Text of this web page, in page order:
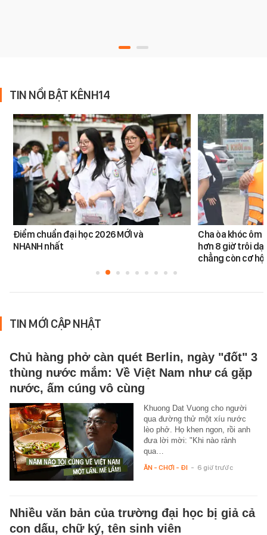
TIN NỔI BẬT KÊNH14
Điểm chuẩn đại học 2026 MỚI và
NHANH nhất
Cha òa khóc ôm
hơn 8 giờ trôi
chẳng còn cơ
TIN MỚI CẬP NHẬT
Chủ hàng phở càn quét Berlin, ngày "đốt" 3
thùng nước mắm: Về Việt Nam như cá gặp
nước, ấm cúng vô cùng
Khuong Dat Vuong cho người
qua đường thử một xíu nước
lèo phở. Họ khen ngon, rồi anh
đưa lời mời: "Khi nào rảnh
qua…
ĂN - CHƠI - ĐI - 6 giờ trước
Nhiều văn bản của trường đại học bị giả cả
con dấu, chữ ký, tên sinh viên